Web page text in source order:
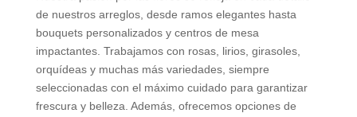
de nuestros arreglos, desde ramos elegantes hasta
bouquets personalizados y centros de mesa
impactantes. Trabajamos con rosas, lirios, girasoles,
orquídeas y muchas más variedades, siempre
seleccionadas con el máximo cuidado para garantizar
frescura y belleza. Además, ofrecemos opciones de